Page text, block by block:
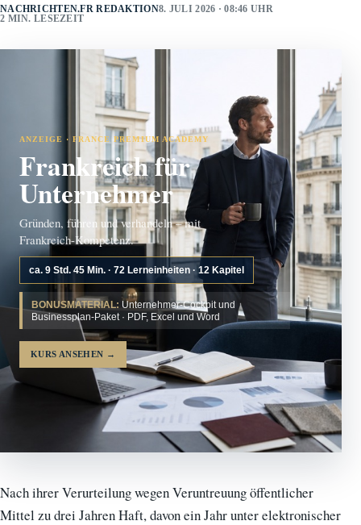
NACHRICHTEN.FR REDAKTION8. JULI 2026 · 08:46 UHR
2 MIN. LESEZEIT
ANZEIGE · FRANCE PREMIUM ACADEMY
Frankreich für
Unternehmer
Gründen, führen und verhandeln – mit
Frankreich-Kompetenz.
ca. 9 Std. 45 Min. · 72 Lerneinheiten · 12 Kapitel
BONUSMATERIAL: Unternehmer-Cockpit und
Businessplan-Paket · PDF, Excel und Word
KURS ANSEHEN →
Nach ihrer Verurteilung wegen Veruntreuung öffentlicher
Mittel zu drei Jahren Haft, davon ein Jahr unter elektronischer